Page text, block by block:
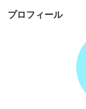
プロフィール